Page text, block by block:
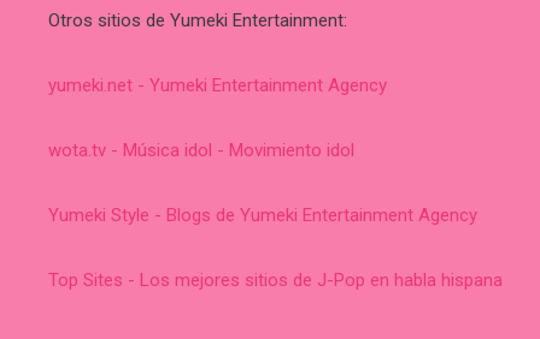
Otros sitios de Yumeki Entertainment:
yumeki.net - Yumeki Entertainment Agency
wota.tv - Música idol - Movimiento idol
Yumeki Style - Blogs de Yumeki Entertainment Agency
Top Sites - Los mejores sitios de J-Pop en habla hispana